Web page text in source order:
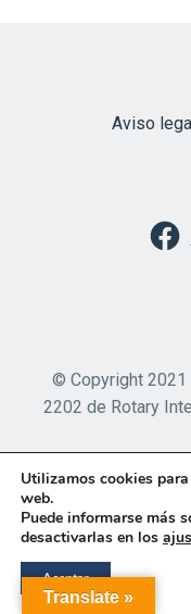
Aviso
© Copyright 2021
2202 de Rotary
Translate »
Utilizamos cookies
web.
Puede informarse más
desactivarlas en los
Aceptar